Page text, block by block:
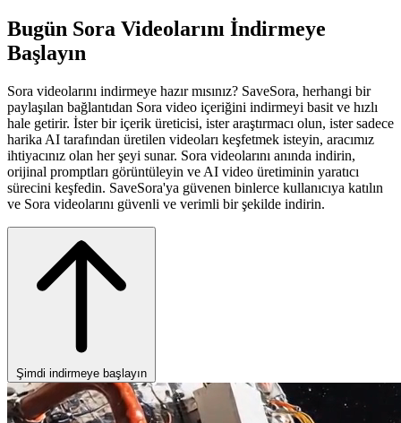
Bugün Sora Videolarını İndirmeye
Başlayın
Sora videolarını indirmeye hazır mısınız? SaveSora, herhangi bir
paylaşılan bağlantıdan Sora video içeriğini indirmeyi basit ve hızlı
hale getirir. İster bir içerik üreticisi, ister araştırmacı olun, ister sadece
harika AI tarafından üretilen videoları keşfetmek isteyin, aracımız
ihtiyacınız olan her şeyi sunar. Sora videolarını anında indirin,
orijinal promptları görüntüleyin ve AI video üretiminin yaratıcı
sürecini keşfedin. SaveSora'ya güvenen binlerce kullanıcıya katılın
ve Sora videolarını güvenli ve verimli bir şekilde indirin.
Şimdi indirmeye başlayın